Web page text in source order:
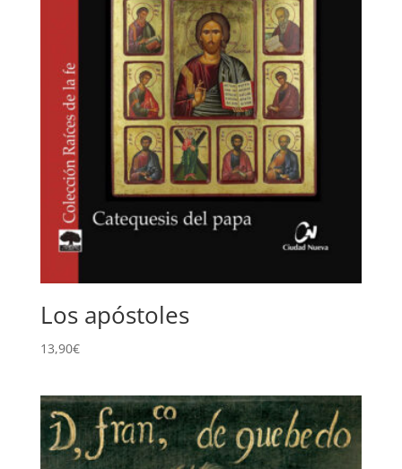
Los apóstoles
13,90€